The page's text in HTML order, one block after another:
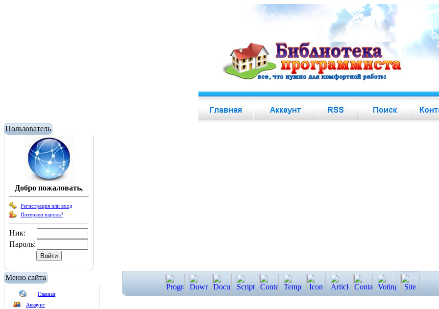
Пользователь
Добро пожаловать,
Регистрация или вход
Потеряли пароль?
Ник:
Пароль:
Меню сайта
Главная
Аккаунт